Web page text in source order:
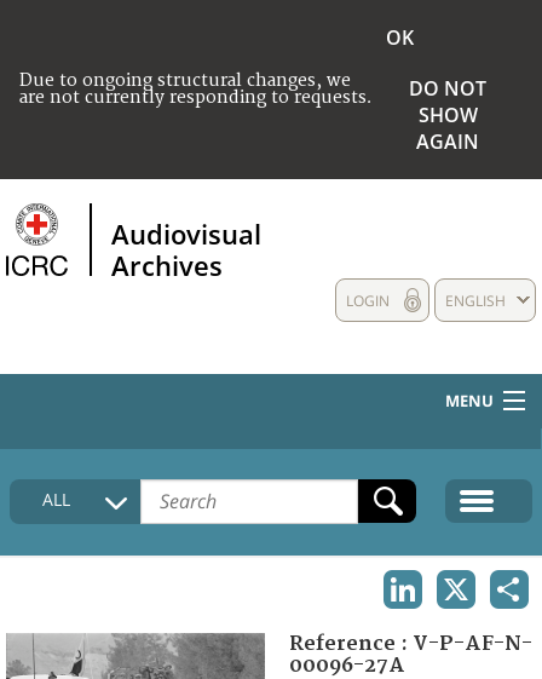
Due to ongoing structural changes, we
are not currently responding to requests.
OK
DO NOT
SHOW
AGAIN
Audiovisual
Archives
ENGLISH
LOGIN
MENU
HOME
COLLECTIONS DESCRIPTION
FAQ
ALL
Reference : V-P-AF-N-
00096-27A